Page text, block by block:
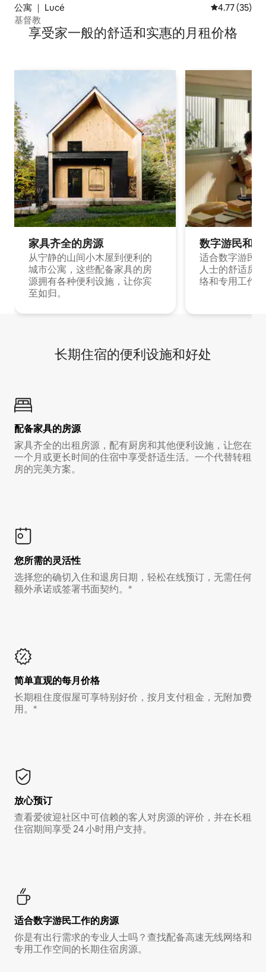
公寓 ｜ Lucé 平均评分
4.77 (35)
基督教
享受家一般的舒适和实惠的月租价格
家具齐全的房源
从宁静的山间小木屋到便利的
城市公寓，这些配备家具的房
源拥有各种便利设施，让你宾
至如归。
数字游民和
适合数字游民
人士的舒适房
络和专用工作
长期住宿的便利设施和好处
配备家具的房源
家具齐全的出租房源，配有厨房和其他便利设施，让您在
一个月或更长时间的住宿中享受舒适生活。一个代替转租
房的完美方案。
您所需的灵活性
选择您的确切入住和退房日期，轻松在线预订，无需任何
额外承诺或签署书面契约。*
简单直观的每月价格
长期租住度假屋可享特别好价，按月支付租金，无附加费
用。*
放心预订
查看爱彼迎社区中可信赖的客人对房源的评价，并在长租
住宿期间享受 24 小时用户支持。
适合数字游民工作的房源
你是有出行需求的专业人士吗？查找配备高速无线网络和
专用工作空间的长期住宿房源。